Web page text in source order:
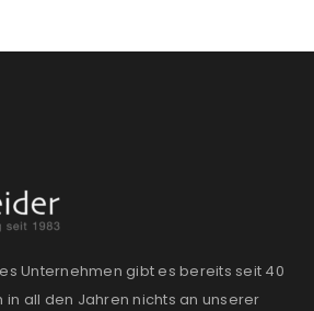
Unternehmen gibt es bereits seit 40
in all den Jahren nichts an unserer